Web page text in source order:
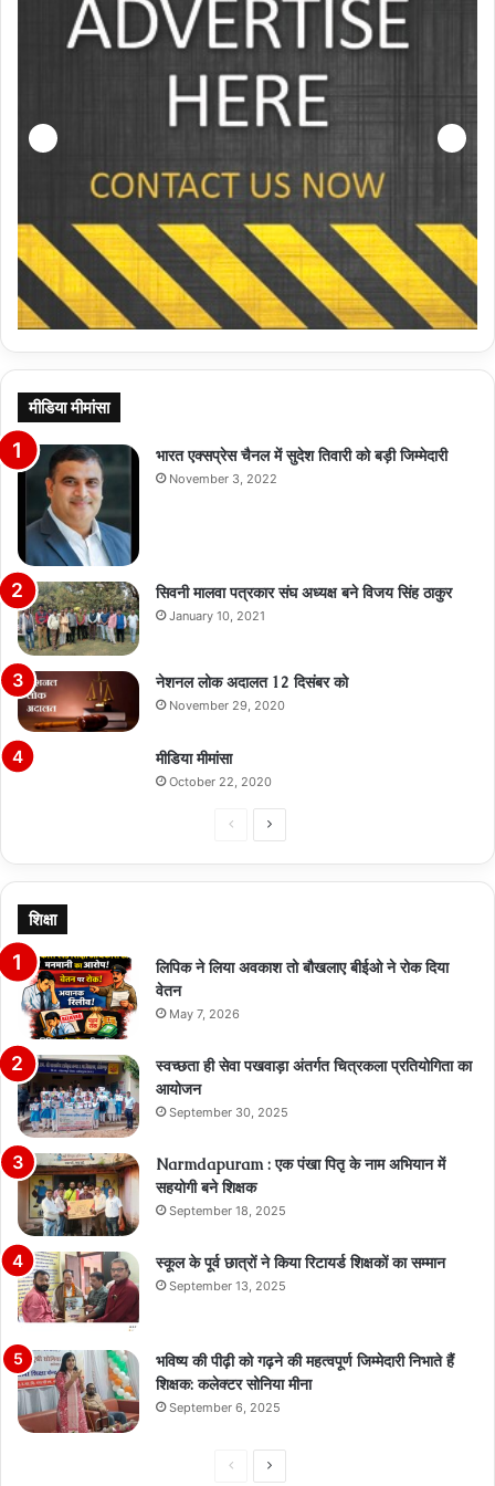
मीडिया मीमांसा
भारत एक्सप्रेस चैनल में सुदेश तिवारी को बड़ी जिम्मेदारी
November 3, 2022
सिवनी मालवा पत्रकार संघ अध्यक्ष बने विजय सिंह ठाकुर
January 10, 2021
नेशनल लोक अदालत 12 दिसंबर को
November 29, 2020
मीडिया मीमांसा
October 22, 2020
PreviousNext
शिक्षा
लिपिक ने लिया अवकाश तो बौखलाए बीईओ ने रोक दिया
वेतन
May 7, 2026
स्वच्छता ही सेवा पखवाड़ा अंतर्गत चित्रकला प्रतियोगिता का
आयोजन
September 30, 2025
Narmdapuram : एक पंखा पितृ के नाम अभियान में
सहयोगी बने शिक्षक
September 18, 2025
स्कूल के पूर्व छात्रों ने किया रिटायर्ड शिक्षकों का सम्मान
September 13, 2025
भविष्य की पीढ़ी को गढ़ने की महत्वपूर्ण जिम्मेदारी निभाते हैं
शिक्षक: कलेक्टर सोनिया मीना
September 6, 2025
PreviousNext